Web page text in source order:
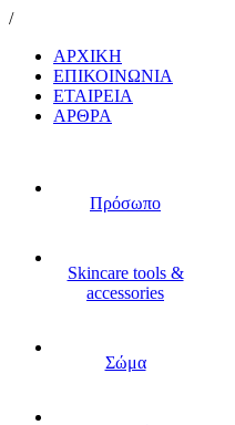
/
ΑΡΧΙΚΗ
ΕΠΙΚΟΙΝΩΝΙΑ
ΕΤΑΙΡΕΙΑ
ΑΡΘΡΑ
Πρόσωπο
Skincare tools &
accessories
Σώμα